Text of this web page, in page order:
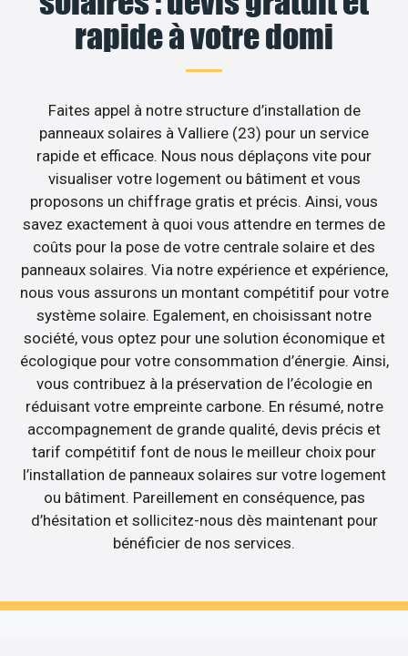
rapide à votre domi
Faites appel à notre structure d’installation de
panneaux solaires à Valliere (23) pour un service
rapide et efficace. Nous nous déplaçons vite pour
visualiser votre logement ou bâtiment et vous
proposons un chiffrage gratis et précis. Ainsi, vous
savez exactement à quoi vous attendre en termes de
coûts pour la pose de votre centrale solaire et des
panneaux solaires. Via notre expérience et expérience,
nous vous assurons un montant compétitif pour votre
système solaire. Egalement, en choisissant notre
société, vous optez pour une solution économique et
écologique pour votre consommation d’énergie. Ainsi,
vous contribuez à la préservation de l’écologie en
réduisant votre empreinte carbone. En résumé, notre
accompagnement de grande qualité, devis précis et
tarif compétitif font de nous le meilleur choix pour
l’installation de panneaux solaires sur votre logement
ou bâtiment. Pareillement en conséquence, pas
d’hésitation et sollicitez-nous dès maintenant pour
bénéficier de nos services.